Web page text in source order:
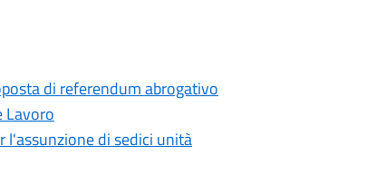
di referendum abrogativo
Lavoro
l'assunzione di sedici unità